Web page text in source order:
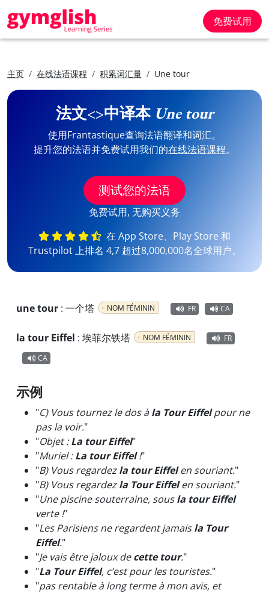
免费试用
主页 在线法语课程 积累词汇量 Une tour
法文<>中译本 Une tour
使用Frantastique查询法语翻译和词汇。
提升您的法语并免费试用我们的在线法语课程。
测试您的法语
免费试用, 无购买义务
在 App Store、Play Store 和
Trustpilot 上排名 4,7 超过8,000,000名全球用户。
une tour : 一个塔 NOM FÉMININ FR CA
la tour Eiffel : 埃菲尔铁塔 NOM FÉMININ
FR
CA
示例
"C) Vous tournez le dos àla Tour Eiffelpour ne
pas la voir."
"Objet :La tour Eiffel"
"Muriel :La tour Eiffel!"
"B) Vous regardezla tour Eiffelen souriant."
"B) Vous regardezla Tour Eiffelen souriant."
"Une piscine souterraine, sousla tour Eiffel
verte !"
"Les Parisiens ne regardent jamaisla Tour
Eiffel."
"Je vais être jaloux decette tour."
"La Tour Eiffel, c’est pour les touristes."
"pas rentable à long terme à mon avis, et